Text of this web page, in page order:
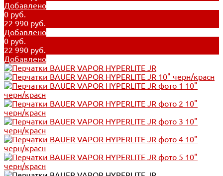
Добавлено
0 руб.
22 990 руб.
Добавлено
0 руб.
22 990 руб.
Добавлено